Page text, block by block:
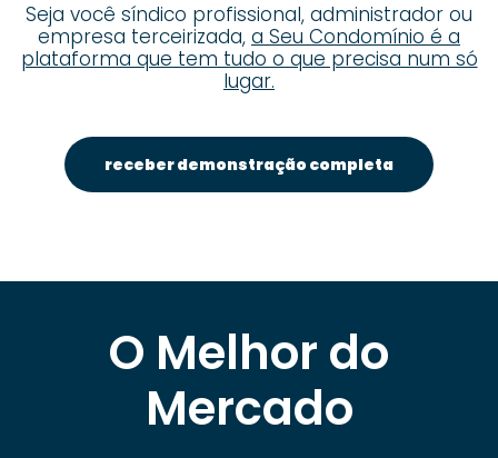
Seja você síndico profissional, administrador ou
empresa terceirizada, a Seu Condomínio é a
plataforma que tem tudo o que precisa num só
lugar.
receber demonstração completa
O Melhor do
Mercado